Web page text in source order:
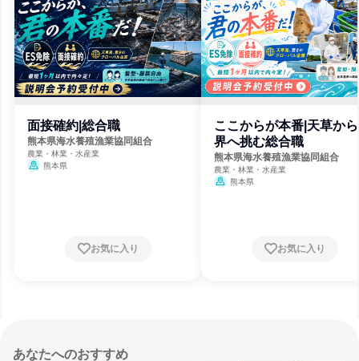
面接確約|総合職
熊本県海水養殖漁業協同組合
農業・林業・水産業
熊本県
お気に入り
ここからが本番|天草か
界へ挑む総合職
熊本県海水養殖漁業協同組合
農業・林業・水産業
熊本県
お気に入り
あなたへのおすすめ